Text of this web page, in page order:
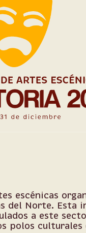
escénicas
del Norte. Esta
a este
polos culturales